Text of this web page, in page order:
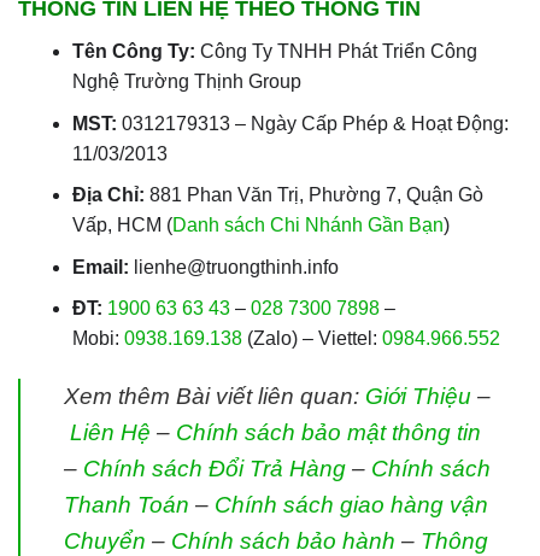
THÔNG TIN LIÊN HỆ THEO THÔNG TIN
Tên Công Ty: Công Ty TNHH Phát Triển Công
Nghệ Trường Thịnh Group
MST: 0312179313 – Ngày Cấp Phép & Hoạt Động:
11/03/2013
Địa Chỉ: 881 Phan Văn Trị, Phường 7, Quận Gò
Vấp, HCM (Danh sách Chi Nhánh Gần Bạn)
Email: lienhe@truongthinh.info
ĐT: 1900 63 63 43 – 028 7300 7898 –
Mobi: 0938.169.138 (Zalo) – Viettel: 0984.966.552
Xem thêm Bài viết liên quan: Giới Thiệu –
Liên Hệ – Chính sách bảo mật thông tin
– Chính sách Đổi Trả Hàng – Chính sách
Thanh Toán – Chính sách giao hàng vận
Chuyển – Chính sách bảo hành – Thông